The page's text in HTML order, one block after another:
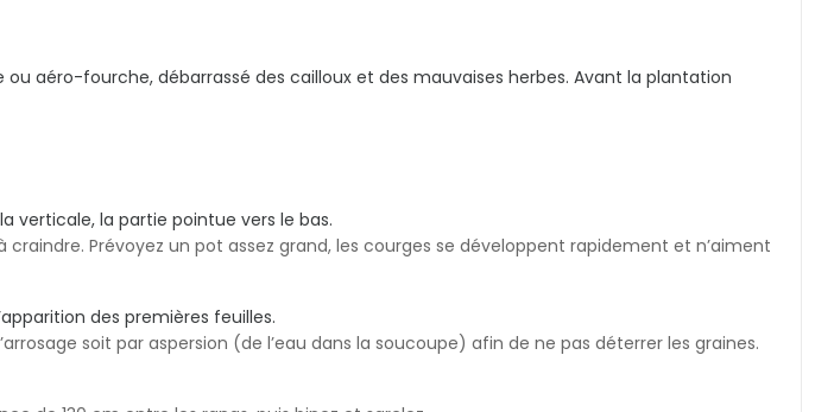
aéro-fourche, débarrassé des cailloux et des mauvaises herbes. Avant la plantation
verticale, la partie pointue vers le bas.
Prévoyez un pot assez grand, les courges se développent rapidement et n’aiment
des premières feuilles.
soit par aspersion (de l’eau dans la soucoupe) afin de ne pas déterrer les graines.